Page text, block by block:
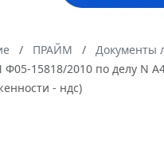
ПРАЙМ Документы
Ф05-15818/2010 по делу
- ндс)